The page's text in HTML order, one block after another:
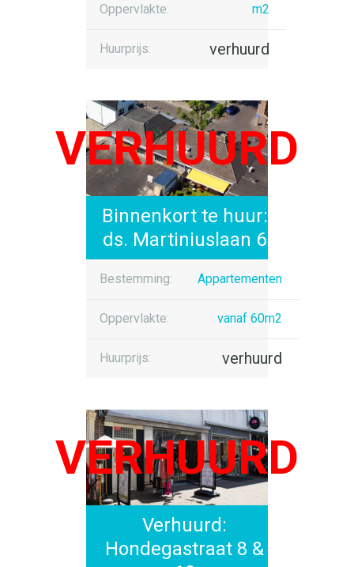
Oppervlakte: m2
Huurprijs: verhuurd
Binnenkort te huur:
ds. Martiniuslaan 6
Bestemming: Appartementen
Oppervlakte: vanaf 60m2
Huurprijs: verhuurd
Verhuurd:
Hondegastraat 8 &